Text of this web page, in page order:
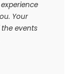
Your
events